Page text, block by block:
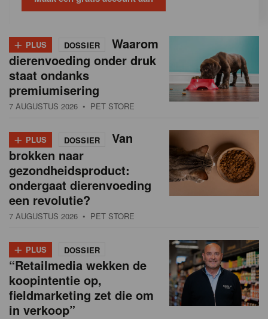
+ PLUS DOSSIER
Waarom
dierenvoeding onder druk
staat ondanks
premiumisering
7 AUGUSTUS 2026 • PET STORE
+ PLUS DOSSIER
Van
brokken naar
gezondheidsproduct:
ondergaat dierenvoeding
een revolutie?
7 AUGUSTUS 2026 • PET STORE
+ PLUS DOSSIER
“Retailmedia wekken de
koopintentie op,
fieldmarketing zet die om
in verkoop”